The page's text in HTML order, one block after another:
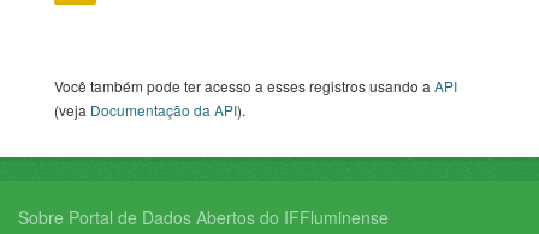
Você também pode ter acesso a esses registros usando aAPI
(veja Documentação da API).
Sobre Portal de Dados Abertos do IFFluminense